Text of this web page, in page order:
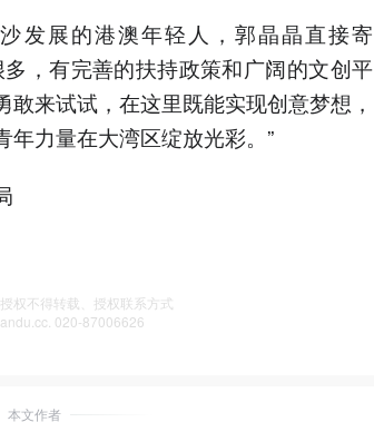
发展的港澳年轻人，郭晶晶直接寄
，有完善的扶持政策和广阔的文创平
来试试，在这里既能实现创意梦想，
力量在大湾区绽放光彩。”
权不得转载、授权联系方式
020-87006626
本文作者